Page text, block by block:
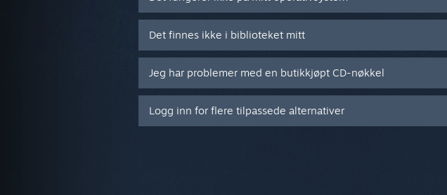
Det finnes ikke i biblioteket mitt
Jeg har problemer med en butikkjøpt CD-nøkkel
Logg inn for flere tilpassede alternativer